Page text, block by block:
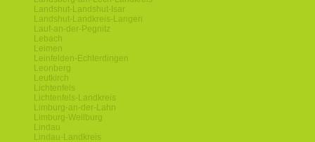
Landshut-Landshut-Isar
Landshut-Landkreis-Langen
Lauf-an-der-Pegnitz
Lebach
Leimen
Leinfelden-Echterdingen
Leonberg
Leutkirch
Lichtenfels
Lichtenfels-Landkreis
Limburg-an-der-Lahn
Limburg-Weilburg
Lindau
Lindau-Landkreis